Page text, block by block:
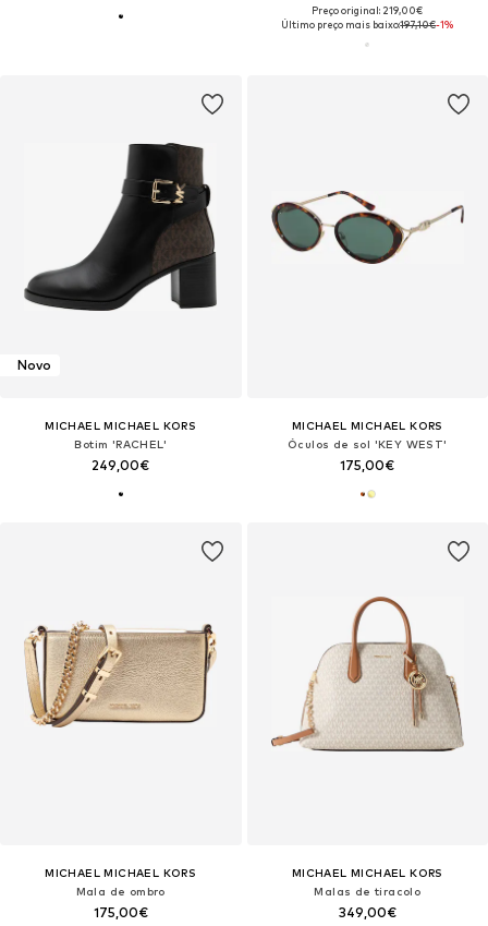
Preço original: 219,00€
Último preço mais baixo:197,10€-1%
Novo
MICHAEL MICHAEL KORS
Botim 'RACHEL'
249,00€
MICHAEL MICHAEL KORS
Óculos de sol 'KEY WEST'
175,00€
MICHAEL MICHAEL KORS
Mala de ombro
175,00€
MICHAEL MICHAEL KORS
Malas de tiracolo
349,00€